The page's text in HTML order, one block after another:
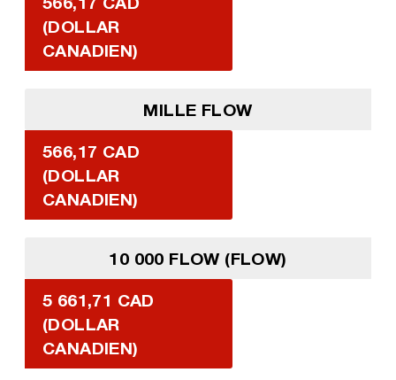
(DOLLAR
CANADIEN)
MILLE FLOW
566,17 CAD
(DOLLAR
CANADIEN)
10 000 FLOW (FLOW)
5 661,71 CAD
(DOLLAR
CANADIEN)